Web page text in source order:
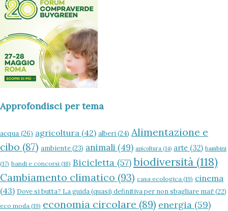
Approfondisci per tema
acqua (26) agricoltura (42) alberi(24) Alimentazione e
cibo (87) ambiente(23) animali (49) apicoltura (14) arte (32) bambini
(17) bandi e concorsi (18) Bicicletta (57)biodiversità (118)
Cambiamento climatico (93) casa ecologica (19) cinema
(43) Dove si butta? La guida (quasi) definitiva per non sbagliare mai! (22)
eco moda (19) economia circolare (89) energia (59)